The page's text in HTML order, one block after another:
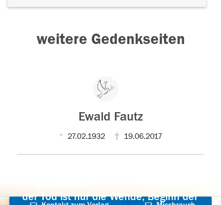
weitere Gedenkseiten
Ewald Fautz
27.02.1932 19.06.2017
der Tod ist nur die Wende, Beginn der